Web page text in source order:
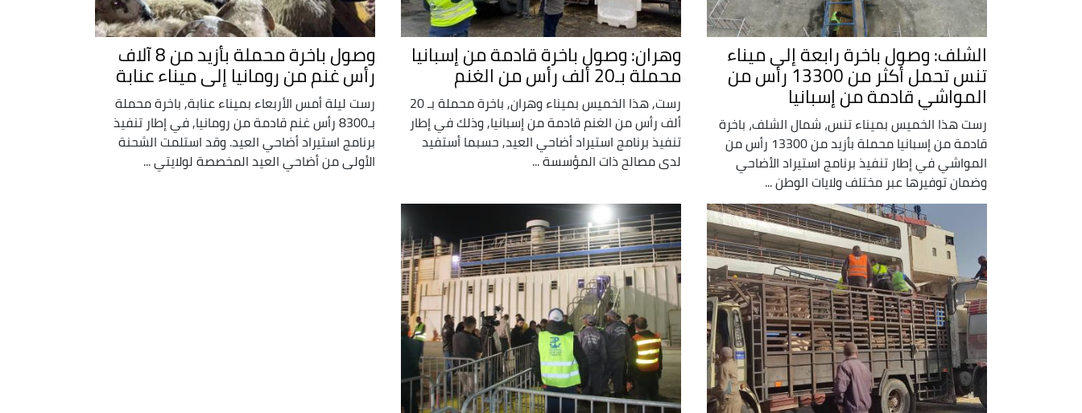
الشلف: وصول باخرة رابعة إلى ميناء
تنس تحمل أكثر من 13300 رأس من
المواشي قادمة من إسبانيا
رست هذا الخميس بميناء تنس، شمال الشلف، باخرة
قادمة من إسبانيا محملة بأزيد من 13300 رأس من
المواشي في إطار تنفيذ برنامج استيراد الأضاحي
وضمان توفيرها عبر مختلف ولايات الوطن ...
وهران: وصول باخرة قادمة من إسبانيا
محملة بـ20 ألف رأس من الغنم
رست, هذا الخميس بميناء وهران, باخرة محملة بـ 20
ألف رأس من الغنم قادمة من إسبانيا, وذلك في إطار
تنفيذ برنامج استيراد أضاحي العيد, حسبما أستفيد
لدى مصالح ذات المؤسسة ...
وصول باخرة محملة بأزيد من 8 آلاف
رأس غنم من رومانيا إلى ميناء عنابة
رست ليلة أمس الأربعاء بميناء عنابة, باخرة محملة
بـ8300 رأس غنم قادمة من رومانيا, في إطار تنفيذ
برنامج استيراد أضاحي العيد. وقد استلمت الشحنة
الأولى من أضاحي العيد المخصصة لولايتي ...